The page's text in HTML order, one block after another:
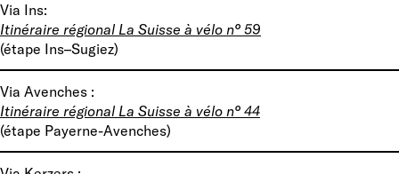
Via Ins:
Itinéraire régional La Suisse à vélo n° 59
(étape Ins–Sugiez)
Via Avenches :
Itinéraire régional La Suisse à vélo n° 44
(étape Payerne-Avenches)